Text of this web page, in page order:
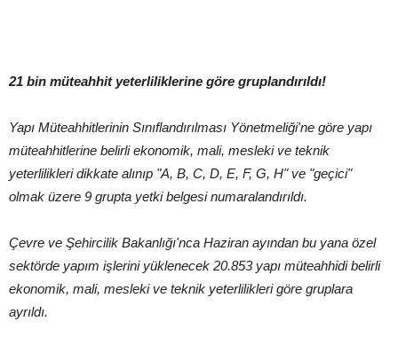
21 bin müteahhit yeterliliklerine göre gruplandırıldı!
Yapı Müteahhitlerinin Sınıflandırılması Yönetmeliği'ne göre yapı
müteahhitlerine belirli ekonomik, mali, mesleki ve teknik
yeterlilikleri dikkate alınıp "A, B, C, D, E, F, G, H" ve "geçici"
olmak üzere 9 grupta yetki belgesi numaralandırıldı.
Çevre ve Şehircilik Bakanlığı'nca Haziran ayından bu yana özel
sektörde yapım işlerini yüklenecek 20.853 yapı müteahhidi belirli
ekonomik, mali, mesleki ve teknik yeterlilikleri göre gruplara
ayrıldı.